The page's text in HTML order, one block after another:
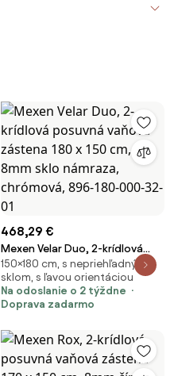
468,29 €
Mexen Velar Duo, 2-krídlová
posuvná vaňová zástena 180 x
150 cm, 8mm sklo námraza,
chrómová, 896-180-000-32-01
150×180 cm, s nepriehľadným
sklom, s ľavou orientáciou
Na odoslanie o 2 týždne
Doprava zadarmo